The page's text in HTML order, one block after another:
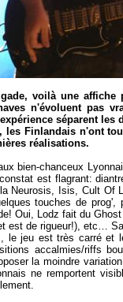
voilà une
n'évoluent pas
séparent
les Finlandais n'ont
réalisations.
bien-chanceux
est flagrant:
Neurosis, Isis, Cult Of
touches de
Oui, Lodz fait du
est de rigueur!), etc…
le jeu est très carré et
accalmies/riffs
la moindre
ne remportent